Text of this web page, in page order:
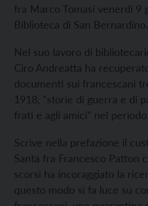
fra Marco Tomasi venerdì 9
Biblioteca di San Bernardino.
Nel suo lavoro di
Ciro Andreatta ha
documenti sui francescani
1918, “storie di guerra e di
frati e agli amici” nel
Scrive nella prefazione il
Santa fra Francesco Patton
scorsi ha incoraggiato la
questo modo si fa luce su